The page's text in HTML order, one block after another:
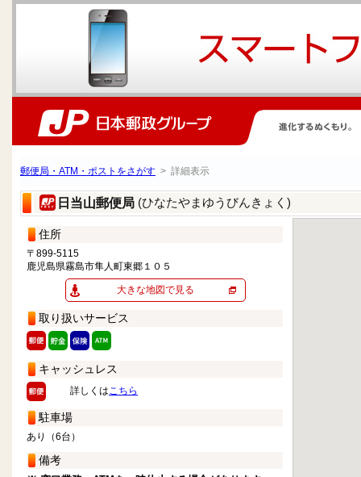
郵便局・ATM・ポストをさがす > 詳細表示
日当山郵便局 (ひなたやまゆうびんきょく)
住所
〒899-5115
鹿児島県霧島市隼人町東郷１０５
大きな地図で見る
取り扱いサービス
キャッシュレス
詳しくはこちら
駐車場
あり（6台）
備考